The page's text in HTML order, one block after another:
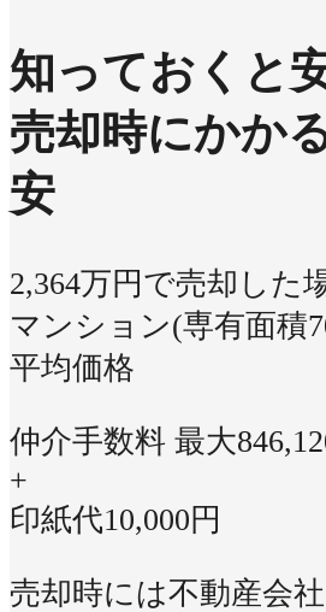
知っておくと
売却時にかか
安
2,364万円で売却した
マンション(専有面積
平均価格
仲介手数料 最大
+
印紙代10,000円
売却時には不動産会